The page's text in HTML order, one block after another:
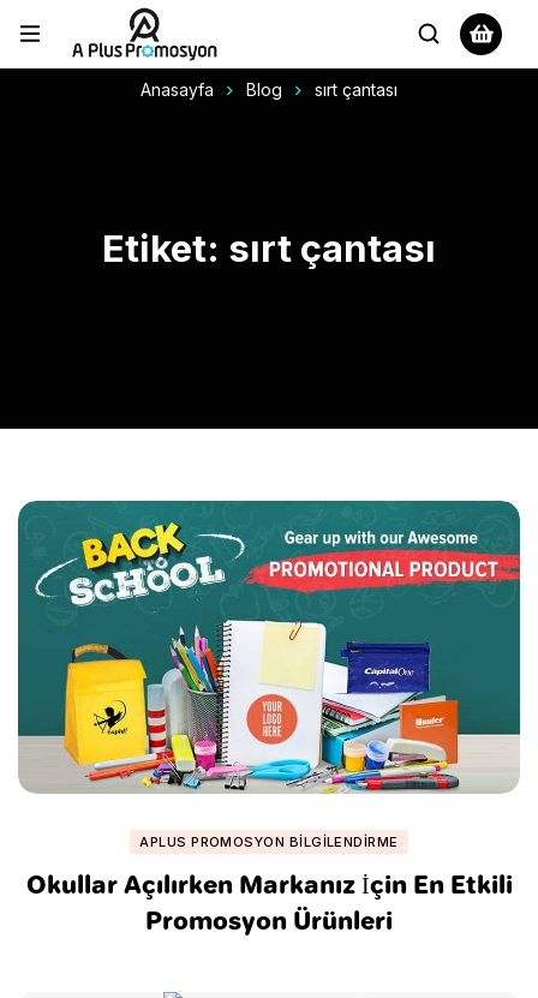
Anasayfa Blog sırt çantası
Etiket: sırt çantası
APLUS PROMOSYON BILGILENDIRME
Okullar Açılırken Markanız İçin En Etkili
Promosyon Ürünleri